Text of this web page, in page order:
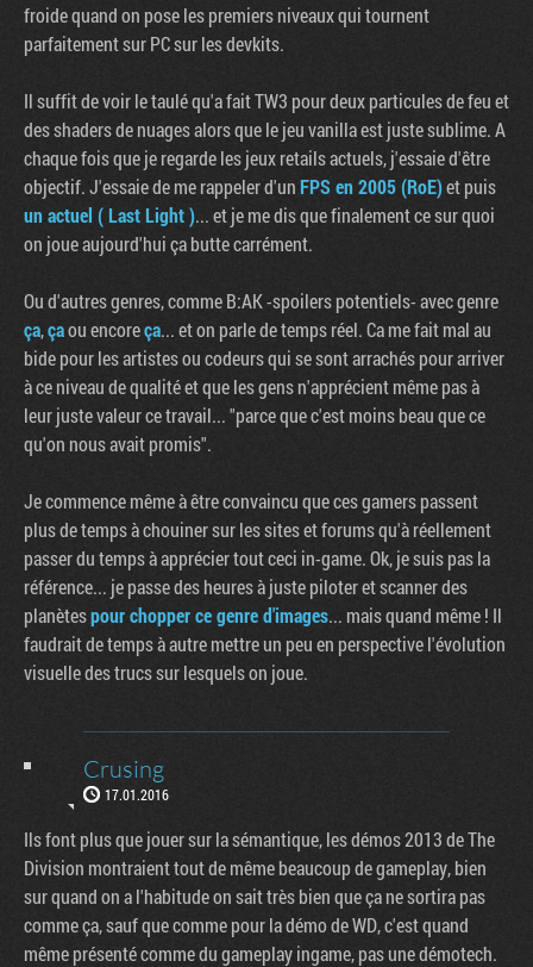
froide quand on pose les premiers niveaux qui tournent
parfaitement sur PC sur les devkits.
Il suffit de voir le taulé qu'a fait TW3 pour deux particules de feu et
des shaders de nuages alors que le jeu vanilla est juste sublime. A
chaque fois que je regarde les jeux retails actuels, j'essaie d'être
objectif. J'essaie de me rappeler d'unFPS en 2005 (RoE)et puis
un actuel ( Last Light )... et je me dis que finalement ce sur quoi
on joue aujourd'hui ça butte carrément.
Ou d'autres genres, comme B:AK -spoilers potentiels- avec genre
ça,çaou encoreça... et on parle de temps réel. Ca me fait mal au
bide pour les artistes ou codeurs qui se sont arrachés pour arriver
à ce niveau de qualité et que les gens n'apprécient même pas à
leur juste valeur ce travail... "parce que c'est moins beau que ce
qu'on nous avait promis".
Je commence même à être convaincu que ces gamers passent
plus de temps à chouiner sur les sites et forums qu'à réellement
passer du temps à apprécier tout ceci in-game. Ok, je suis pas la
référence... je passe des heures à juste piloter et scanner des
planètespour chopper ce genre d'images... mais quand même ! Il
faudrait de temps à autre mettre un peu en perspective l'évolution
visuelle des trucs sur lesquels on joue.
Crusing
17.01.2016
Ils font plus que jouer sur la sémantique, les démos 2013 de The
Division montraient tout de même beaucoup de gameplay, bien
sur quand on a l'habitude on sait très bien que ça ne sortira pas
comme ça, sauf que comme pour la démo de WD, c'est quand
même présenté comme du gameplay ingame, pas une démotech.